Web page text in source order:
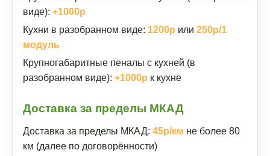
виде): +1000р
Кухни в разобранном виде: 1200р или 250р/1
модуль
Крупногабаритные пеналы с кухней (в
разобранном виде): +1000р к кухне
Доставка за пределы МКАД
Доставка за пределы МКАД: 45р/км не более 80
км (далее по договорённости)